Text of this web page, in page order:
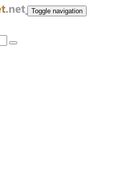
Toggle navigation